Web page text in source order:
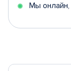
Мы онлайн,